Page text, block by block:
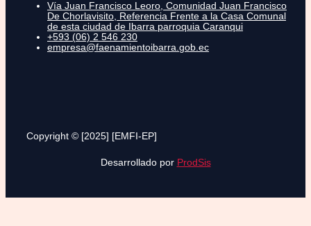
Vía Juan Francisco Leoro, Comunidad Juan Francisco
De Chorlavisito, Referencia Frente a la Casa Comunal
de esta ciudad de Ibarra parroquia Caranqui
+593 (06) 2 546 230
empresa@faenamientoibarra.gob.ec
Copyright © [2025] [EMFI-EP]
Desarrollado por ProdSis